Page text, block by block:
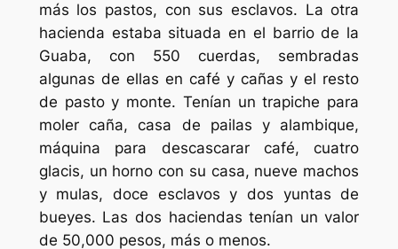
más los pastos, con sus esclavos. La otra
hacienda estaba situada en el barrio de la
Guaba, con 550 cuerdas, sembradas
algunas de ellas en café y cañas y el resto
de pasto y monte. Tenían un trapiche para
moler caña, casa de pailas y alambique,
máquina para descascarar café, cuatro
glacis, un horno con su casa, nueve machos
y mulas, doce esclavos y dos yuntas de
bueyes. Las dos haciendas tenían un valor
de 50,000 pesos, más o menos.